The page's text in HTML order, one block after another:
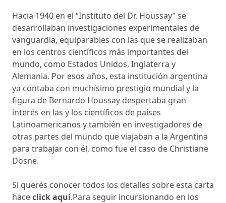
Hacia 1940 en el “Instituto del Dr. Houssay” se
desarrollaban investigaciones experimentales de
vanguardia, equiparables con las que se realizaban
en los centros científicos más importantes del
mundo, como Estados Unidos, Inglaterra y
Alemania. Por esos años, esta institución argentina
ya contaba con muchísimo prestigio mundial y la
figura de Bernardo Houssay despertaba gran
interés en las y los científicos de países
Latinoamericanos y también en investigadores de
otras partes del mundo que viajaban a la Argentina
para trabajar con él, como fue el caso de Christiane
Dosne.
Si querés conocer todos los detalles sobre esta carta
haceclick aquí.Para seguir incursionando en los